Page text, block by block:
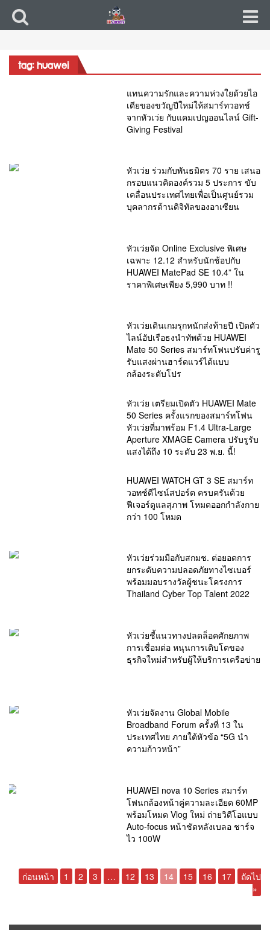
tag: huawei
แทนความรักและความห่วงใยด้วยไอ
เดียของขวัญปีใหม่ให้สมาร์ทวอทช์
จากหัวเว่ย กับแคมเปญออนไลน์ Gift-
Giving Festival
หัวเว่ย ร่วมกับพันธมิตร 70 ราย เสนอ
กรอบแนวคิดองค์รวม 5 ประการ ขับ
เคลื่อนประเทศไทยเพื่อเป็นศูนย์รวม
บุคลากรด้านดิจิทัลของอาเซียน
หัวเว่ยจัด Online Exclusive พิเศษ
เฉพาะ 12.12 สำหรับนักช้อปกับ
HUAWEI MatePad SE 10.4” ใน
ราคาพิเศษเพียง 5,990 บาท !!
หัวเว่ยเดินเกมรุกหนักส่งท้ายปี เปิดตัว
ไลน์อัปเรือธงนำทัพด้วย HUAWEI
Mate 50 Series สมาร์ทโฟนปรับค่ารู
รับแสงผ่านฮาร์ดแวร์ได้แบบ
กล้องระดับโปร
หัวเว่ย เตรียมเปิดตัว HUAWEI Mate
50 Series ครั้งแรกของสมาร์ทโฟน
หัวเว่ยที่มาพร้อม F1.4 Ultra-Large
Aperture XMAGE Camera ปรับรูรับ
แสงได้ถึง 10 ระดับ 23 พ.ย. นี้!
HUAWEI WATCH GT 3 SE สมาร์ท
วอทช์ดีไซน์สปอร์ต ครบครันด้วย
ฟีเจอร์ดูแลสุภาพ โหมดออกกำลังกาย
กว่า 100 โหมด
หัวเว่ยร่วมมือกับสกมช. ต่อยอดการ
ยกระดับความปลอดภัยทางไซเบอร์
พร้อมมอบรางวัลผู้ชนะโครงการ
Thailand Cyber Top Talent 2022
หัวเว่ยชี้แนวทางปลดล็อคศักยภาพ
การเชื่อมต่อ หนุนการเติบโตของ
ธุรกิจใหม่สำหรับผู้ให้บริการเครือข่าย
หัวเว่ยจัดงาน Global Mobile
Broadband Forum ครั้งที่ 13 ใน
ประเทศไทย ภายใต้หัวข้อ “5G นำ
ความก้าวหน้า”
HUAWEI nova 10 Series สมาร์ท
โฟนกล้องหน้าคู่ความละเอียด 60MP
พร้อมโหมด Vlog ใหม่ ถ่ายวิดีโอแบบ
Auto-focus หน้าชัดหลังเบลอ ชาร์จ
ไว 100W
ก่อนหน้า 1 2 3 … 12 13 14 15 16 17
ถัดไป
»